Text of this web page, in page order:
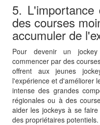
5.
des courses
accumuler de
Pour devenir un
commencer par des
offrent aux jeunes
l'expérience et d'améliorer
intense des grandes
régionales ou à des
aider les jockeys à se
des propriétaires potentiels.